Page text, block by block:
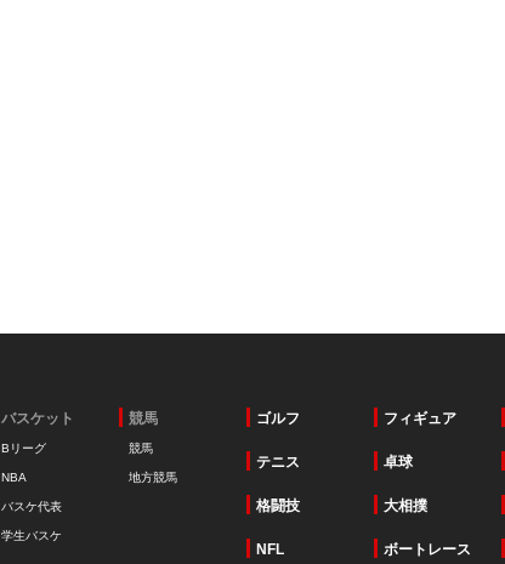
バスケット
Bリーグ
NBA
バスケ代表
学生バスケ
競馬
競馬
地方競馬
ゴルフ フィギュア
テニス 卓球
格闘技 大相撲
NFL ボートレース